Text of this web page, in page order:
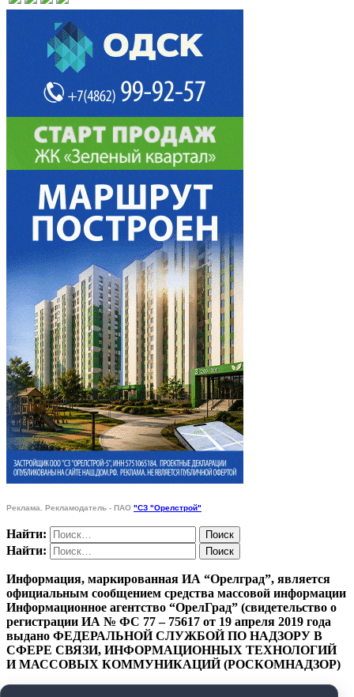
Реклама. Рекламодатель - ПАО "СЗ "Орелстрой"
Найти:
Найти:
Информация, маркированная ИА “Орелград”, является
официальным сообщением средства массовой информации
Информационное агентство “ОрелГрад” (свидетельство о
регистрации ИА № ФС 77 – 75617 от 19 апреля 2019 года
выдано ФЕДЕРАЛЬНОЙ СЛУЖБОЙ ПО НАДЗОРУ В
СФЕРЕ СВЯЗИ, ИНФОРМАЦИОННЫХ ТЕХНОЛОГИЙ
И МАССОВЫХ КОММУНИКАЦИЙ (РОСКОМНАДЗОР)